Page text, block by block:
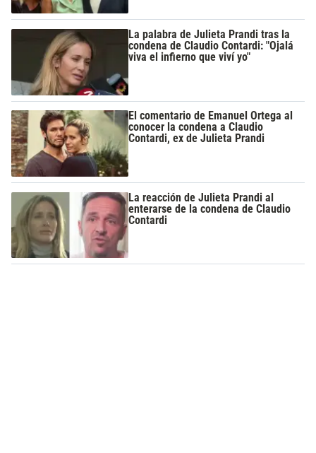
La palabra de Julieta Prandi tras la
condena de Claudio Contardi: "Ojalá
viva el infierno que viví yo"
El comentario de Emanuel Ortega al
conocer la condena a Claudio
Contardi, ex de Julieta Prandi
La reacción de Julieta Prandi al
enterarse de la condena de Claudio
Contardi